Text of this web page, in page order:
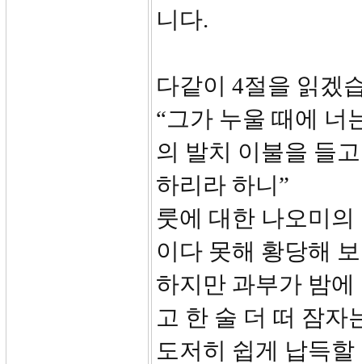
니다.
다같이 4절을 읽겠
“그가 누울 때에 너
의 발치 이불을 들
하리라 하니”
룻에 대한 나오미
이다 못해 황당해
하지만 과부가 밤
고 한 술 더 떠 잠자
도저히 쉽게 납득